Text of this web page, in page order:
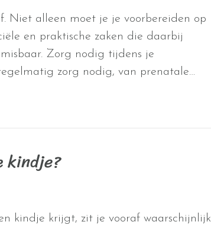
Niet alleen moet je je voorbereiden op
en praktische zaken die daarbij
Zorg nodig tijdens je
zorg nodig, van prenatale…
kindje?
kindje krijgt, zit je vooraf waarschijnlijk